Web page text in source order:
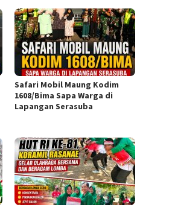
Safari Mobil Maung Kodim
1608/Bima Sapa Warga di
Lapangan Serasuba